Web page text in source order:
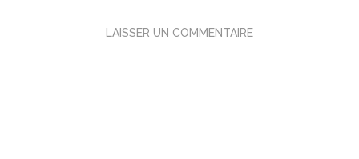
LAISSER UN COMMENTAIRE